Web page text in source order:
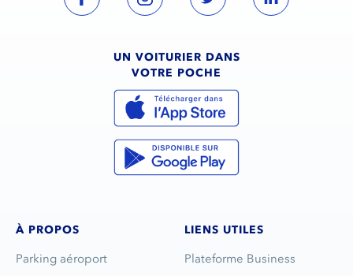
UN VOITURIER DANS
VOTRE POCHE
À PROPOS
Parking aéroport
LIENS UTILES
Plateforme Business